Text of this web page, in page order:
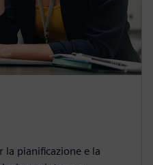
la pianificazione e la